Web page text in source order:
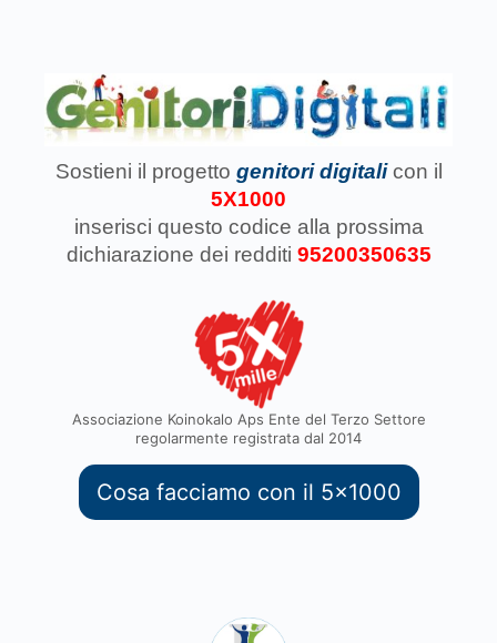
Sostieni il progetto genitori digitali con il
5X1000
inserisci questo codice alla prossima
dichiarazione dei redditi 95200350635
Associazione Koinokalo Aps Ente del Terzo Settore
regolarmente registrata dal 2014
Cosa facciamo con il 5x1000